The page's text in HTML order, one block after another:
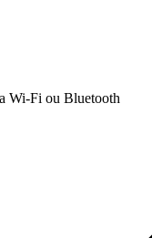
Wi-Fi ou Bluetooth